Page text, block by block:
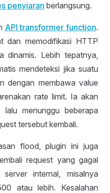
penyiaran berlangsung.
API transformer function.
dan memodifikasi HTTP
dinamis. Lebih tepatnya,
mendeteksi jika suatu
dengan membawa value
rate limit. Ia akan
menunggu beberapa
tersebut kembali.
flood, plugin ini juga
request yang gagal
internal, misalnya
atau lebih. Kesalahan